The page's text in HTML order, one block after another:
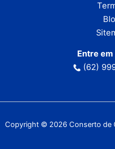
Entre
(62)
Copyright © 2026 Conserto de